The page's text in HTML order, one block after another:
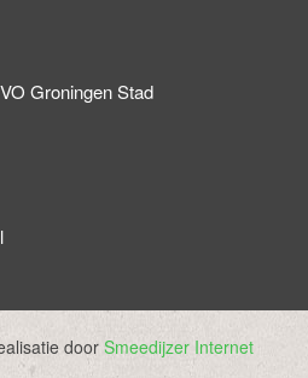
Groningen Stad
door Smeedijzer Internet